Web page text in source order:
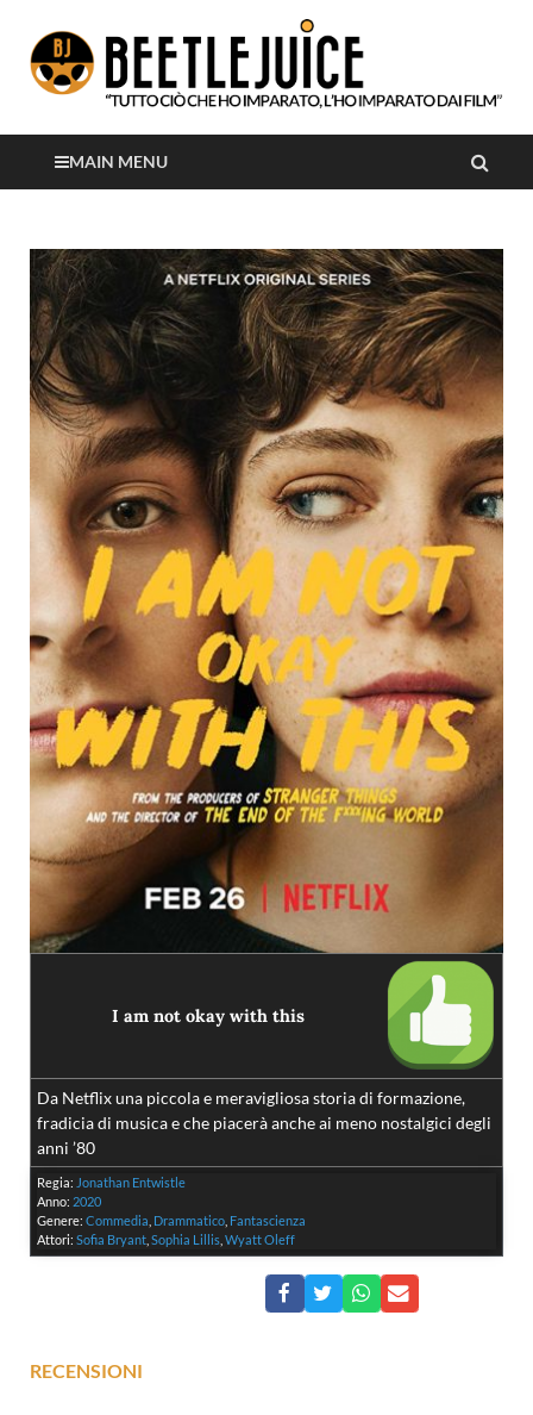
Beetlejuice
MAIN MENU
RECENSIONI
I am not okay with this
Da Netflix una piccola e meravigliosa storia di formazione,
fradicia di musica e che piacerà anche ai meno nostalgici degli
anni ’80
Regia: Jonathan Entwistle
Anno: 2020
Genere: Commedia Drammatico Fantascienza
Attori: Sofia Bryant Sophia Lillis Wyatt Oleff